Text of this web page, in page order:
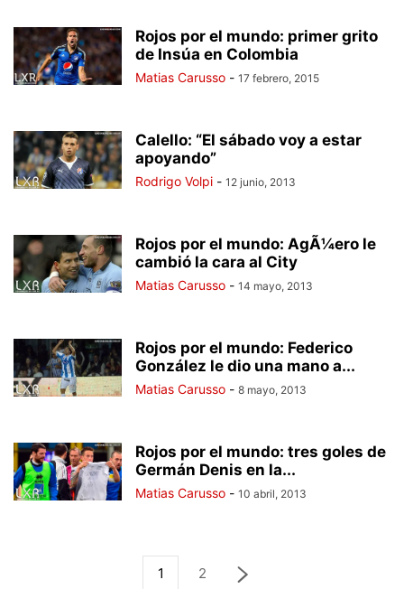
Rojos por el mundo: primer grito
de Insúa en Colombia
Matias Carusso - 17 febrero, 2015
Calello: “El sábado voy a estar
apoyando”
Rodrigo Volpi - 12 junio, 2013
Rojos por el mundo: AgÃ¼ero le
cambió la cara al City
Matias Carusso - 14 mayo, 2013
Rojos por el mundo: Federico
González le dio una mano a...
Matias Carusso - 8 mayo, 2013
Rojos por el mundo: tres goles de
Germán Denis en la...
Matias Carusso - 10 abril, 2013
1 2